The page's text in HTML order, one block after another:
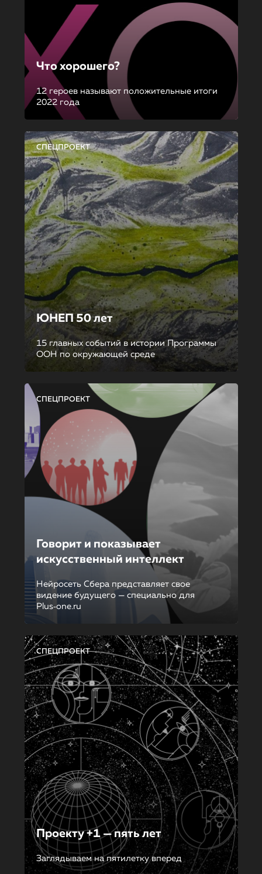
Что хорошего?
12 героев называют положительные итоги
2022 года
СПЕЦПРОЕКТ
ЮНЕП 50 лет
15 главных событий в истории Программы
ООН по окружающей среде
СПЕЦПРОЕКТ
Говорит и показывает
искусственный интеллект
Нейросеть Сбера представляет свое
видение будущего — специально для
Plus‑one.ru
СПЕЦПРОЕКТ
Проекту +1 — пять лет
Заглядываем на пятилетку вперед